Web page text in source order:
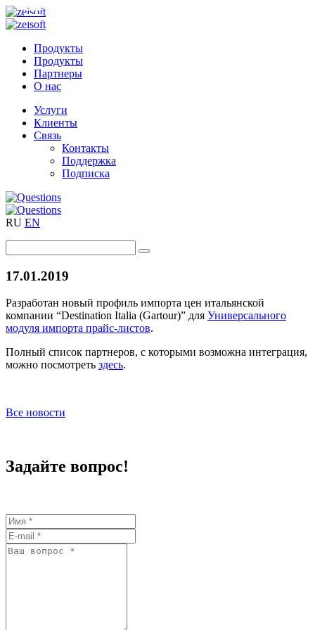
Продукты
Продукты
Партнеры
О нас
Услуги
Клиенты
Связь
Контакты
Поддержка
Подписка
RU EN
17.01.2019
Разработан новый профиль импорта цен итальянской
компании “Destination Italia (Gartour)” для Универсального
модуля импорта прайс-листов.
Полный список партнеров, с которыми возможна интеграция,
можно посмотреть здесь.
Все новости
Задайте вопрос!